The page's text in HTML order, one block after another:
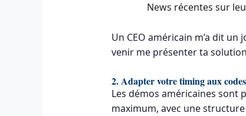
News récentes sur
Un CEO américain m’a dit
venir me présenter ta
2. Adapter votre timing aux
Les démos américaines sont
maximum, avec une